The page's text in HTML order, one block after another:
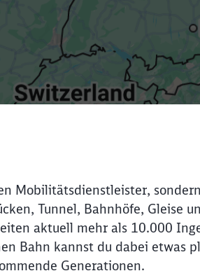
Mobilitätsdienstleister,
Tunnel, Bahnhöfe, Gleise
aktuell mehr als 10.000
Bahn kannst du dabei etwas
Generationen.